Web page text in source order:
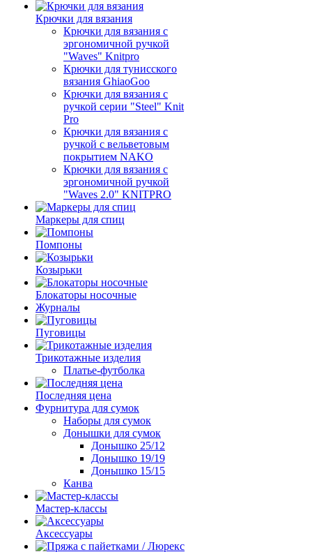
Крючки для вязания
Крючки для вязания с
эргономичной ручкой
"Waves" Knitpro
Крючки для тунисского
вязания GhiaoGoo
Крючки для вязания с
ручкой серии "Steel" Knit
Pro
Крючки для вязания с
ручкой с вельветовым
покрытием NAKO
Крючки для вязания с
эргономичной ручкой
"Waves 2.0" KNITPRO
Маркеры для спиц
Помпоны
Козырьки
Блокаторы носочные
Журналы
Пуговицы
Трикотажные изделия
Платье-футболка
Последняя цена
Фурнитура для сумок
Наборы для сумок
Донышки для сумок
Донышко 25/12
Донышко 19/19
Донышко 15/15
Канва
Мастер-классы
Аксессуары